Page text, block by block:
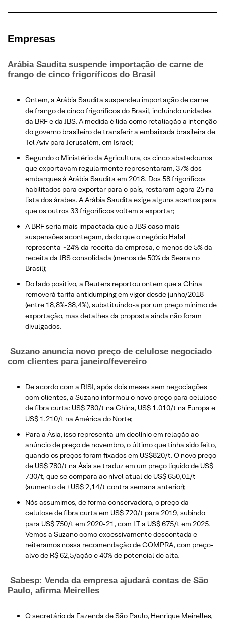
Empresas
Arábia Saudita suspende importação de carne de
frango de cinco frigoríficos do Brasil
Ontem, a Arábia Saudita suspendeu importação de carne
de frango de cinco frigoríficos do Brasil, incluindo unidades
da BRF e da JBS. A medida é lida como retaliação a intenção
do governo brasileiro de transferir a embaixada brasileira de
Tel Aviv para Jerusalém, em Israel;
Segundo o Ministério da Agricultura, os cinco abatedouros
que exportavam regularmente representaram, 37% dos
embarques à Arábia Saudita em 2018. Dos 58 frigoríficos
habilitados para exportar para o país, restaram agora 25 na
lista dos árabes. A Arábia Saudita exige alguns acertos para
que os outros 33 frigoríficos voltem a exportar;
A BRF seria mais impactada que a JBS caso mais
suspensões aconteçam, dado que o negócio Halal
representa ~24% da receita da empresa, e menos de 5% da
receita da JBS consolidada (menos de 50% da Seara no
Brasil);
Do lado positivo, a Reuters reportou ontem que a China
removerá tarifa antidumping em vigor desde junho/2018
(entre 18,8%-38,4%), substituindo-a por um preço mínimo de
exportação, mas detalhes da proposta ainda não foram
divulgados.
Suzano anuncia novo preço de celulose negociado
com clientes para janeiro/fevereiro
De acordo com a RISI, após dois meses sem negociações
com clientes, a Suzano informou o novo preço para celulose
de fibra curta: US$ 780/t na China, US$ 1.010/t na Europa e
US$ 1.210/t na América do Norte;
Para a Ásia, isso representa um declínio em relação ao
anúncio de preço de novembro, o último que tinha sido feito,
quando os preços foram fixados em US$820/t. O novo preço
de US$ 780/t na Ásia se traduz em um preço líquido de US$
730/t, que se compara ao nível atual de US$ 650,01/t
(aumento de +US$ 2,14/t contra semana anterior);
Nós assumimos, de forma conservadora, o preço da
celulose de fibra curta em US$ 720/t para 2019, subindo
para US$ 750/t em 2020-21, com LT a US$ 675/t em 2025.
Vemos a Suzano como excessivamente descontada e
reiteramos nossa recomendação de COMPRA, com preço-
alvo de R$ 62,5/ação e 40% de potencial de alta.
Sabesp: Venda da empresa ajudará contas de São
Paulo, afirma Meirelles
O secretário da Fazenda de São Paulo, Henrique Meirelles,